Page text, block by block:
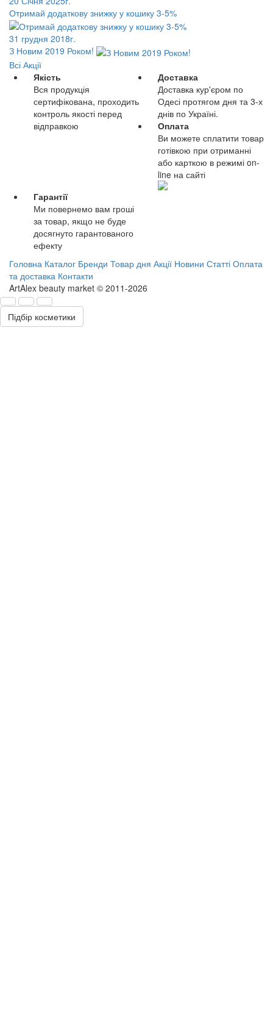
Отримай додаткову знижку у кошику 3-5%
31 грудня 2018г.
З Новим 2019 Роком!
Всі Акції
Якість
Вся продукція
сертифікована, проходить
контроль якості перед
відправкою
Доставка
Доставка кур'єром по
Одесі протягом дня та 3-х
днів по Україні.
Оплата
Ви можете сплатити товар
готівкою при отриманні
або карткою в режимі on-
line на сайті
Гарантії
Ми повернемо вам гроші
за товар, якщо не буде
досягнуто гарантованого
ефекту
Головна Каталог Бренди Товар дня Акції Новини Статті Оплата
та доставка Контакти
ArtAlex beauty market © 2011-2026
Підбір косметики